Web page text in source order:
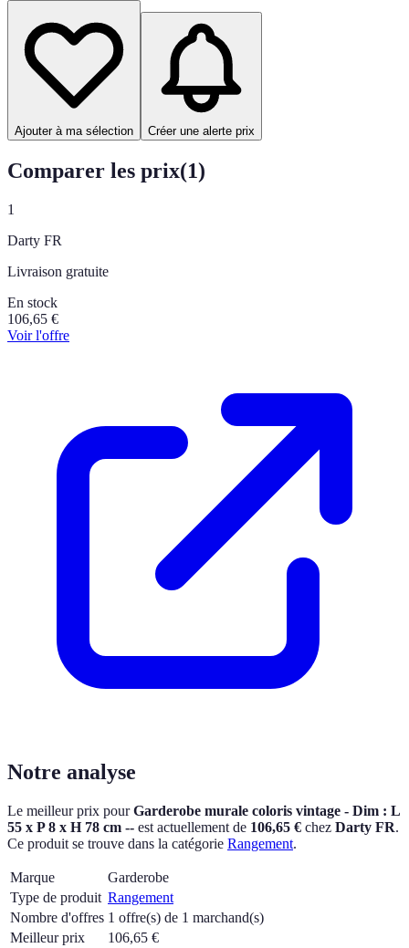
Ajouter à ma sélection Créer une alerte prix
Comparer les prix(1)
1
Darty FR
Livraison gratuite
En stock
106,65 €
Voir l'offre
Notre analyse
Le meilleur prix pourGarderobe murale coloris vintage - Dim : L
55 x P 8 x H 78 cm -- est actuellement de 106,65 € chez Darty FR.
Ce produit se trouve dans la catégorie Rangement.
Marque
Garderobe
Type de produit Rangement
Nombre d'offres 1 offre(s) de 1 marchand(s)
Meilleur prix
106,65 €